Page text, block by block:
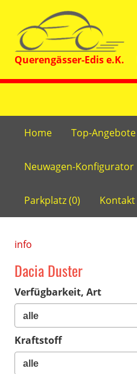
Home Top-Angebote
Neuwagen-Konfigurator
Parkplatz (0) Kontakt
info
Dacia Duster
Verfügbarkeit, Art
Kraftstoff